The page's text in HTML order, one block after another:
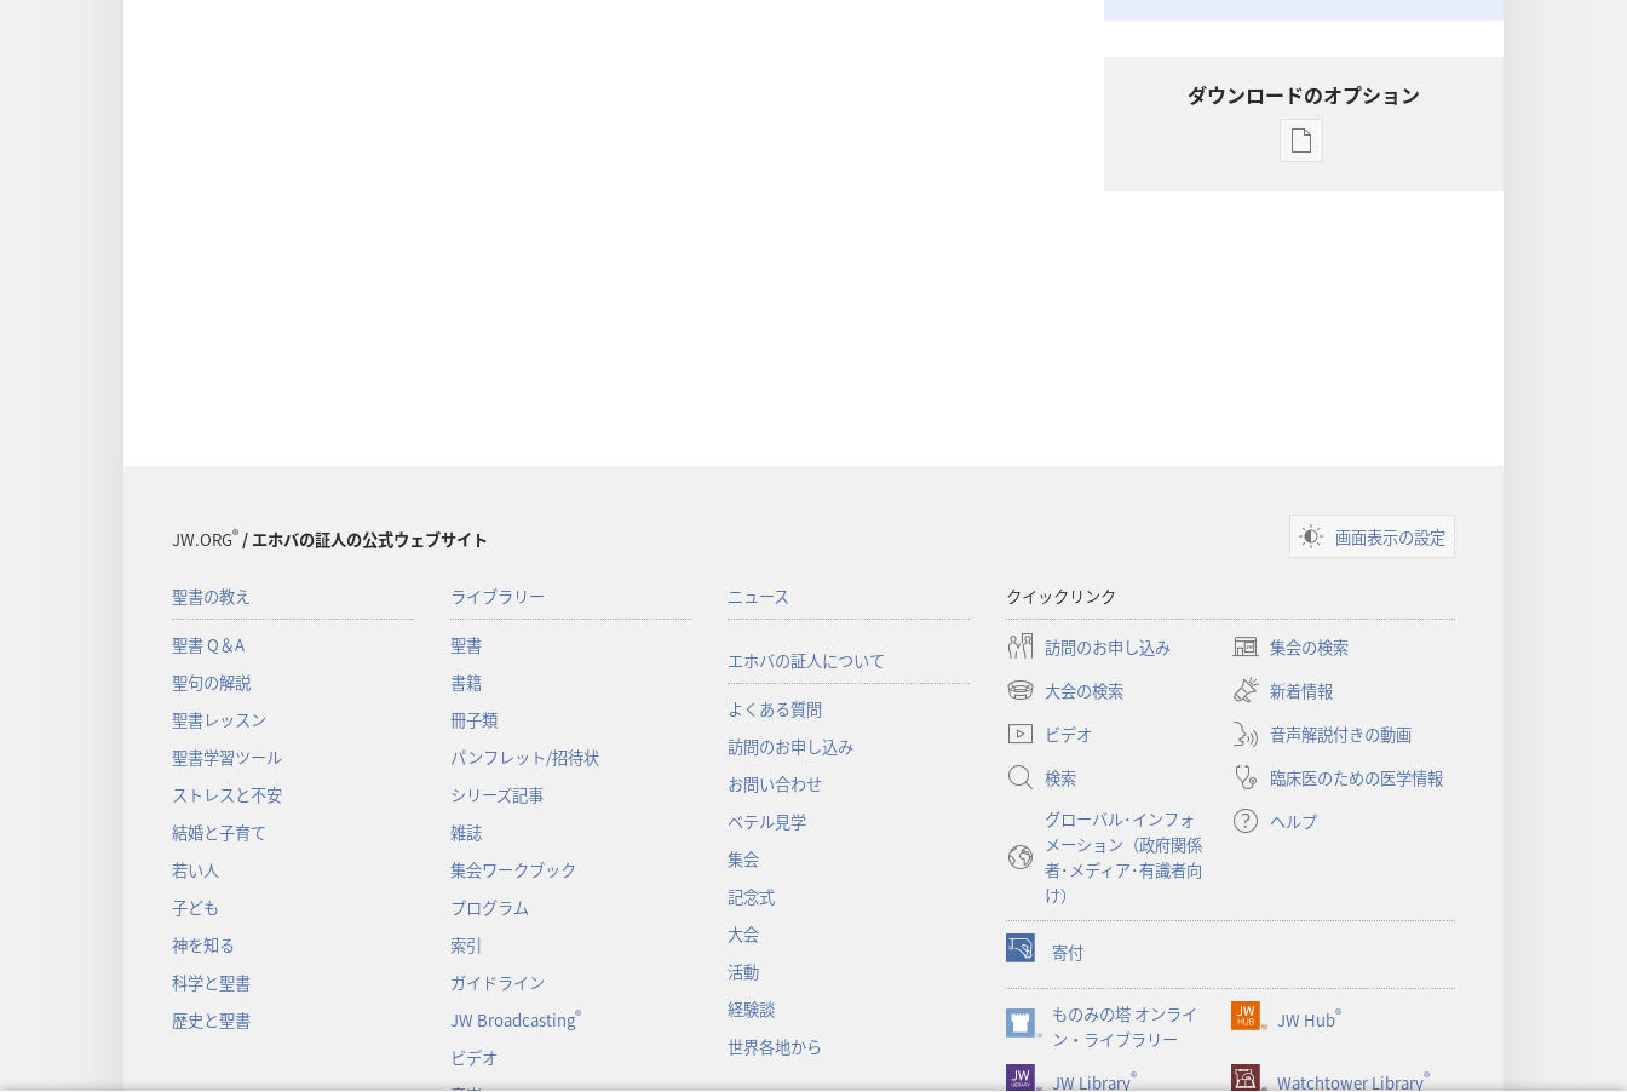
ダウンロードのオプション
出
ン
聖
対
る
洞
JW.ORG®/ エホバの証人の公式ウェブサイト 画面表示の設定
聖書の教え
聖書 Q＆A
聖句の解説
聖書レッスン
聖書学習ツール
ストレスと不安
結婚と子育て
若い人
子ども
神を知る
科学と聖書
歴史と聖書
ライブラリー
聖書
書籍
冊子類
パンフレット/招待状
シリーズ記事
雑誌
集会ワークブック
プログラム
索引
ガイドライン
JW Broadcasting®
ビデオ
ニュース
エホバの証人について
よくある質問
訪問のお申し込み
お問い合わせ
ベテル見学
集会
記念式
大会
活動
経験談
世界各地から
クイックリンク
訪問のお申し込み 集会の検索
（新
し
い
タ
ブ
で
開
く）
大会の検索
（新
し
タ
開
新着情報
ビデオ
音声解説付きの動画
検索
臨床医のための医学情報
グローバル･インフォ
メーション（政府関係
者･メディア･有識者向
け）
ヘルプ
寄付
（新
し
い
タ
ブ
ものみの塔 オンライ
ン・ライブラリー
（新
し
JW Hub®
（新
い
JW Library® Watchtower Library®